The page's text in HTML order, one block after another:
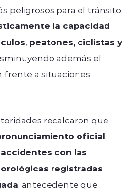
peligrosos para el tránsito,
la capacidad
peatones, ciclistas y
además el
frente a situaciones
recalcaron que
oficial
con las
registradas
, antecedente que